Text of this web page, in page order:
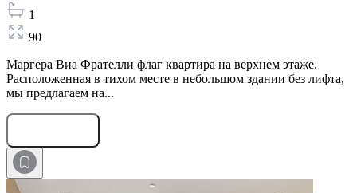
1
90
Маргера Виа Фрателли флаг квартира на верхнем этаже.
Расположенная в тихом месте в небольшом здании без лифта,
мы предлагаем на...